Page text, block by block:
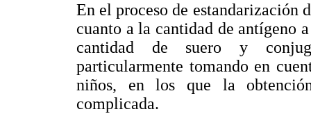
En el proceso de estandarización
cuanto a la cantidad de antígeno
cantidad de suero y
particularmente tomando en
niños, en los que la
complicada.